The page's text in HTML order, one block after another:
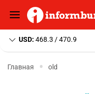
USD: 468.3 / 470.9
Главная old